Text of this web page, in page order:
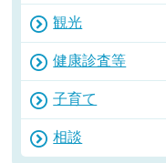
観光
健康診査等
子育て
相談